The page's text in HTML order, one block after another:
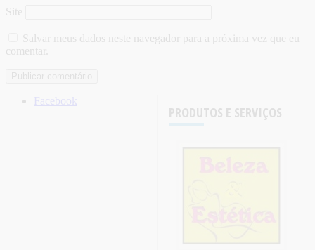
Site
Salvar meus dados neste navegador para a próxima vez que eu
comentar.
PRODUTOS E SERVIÇOS
Facebook